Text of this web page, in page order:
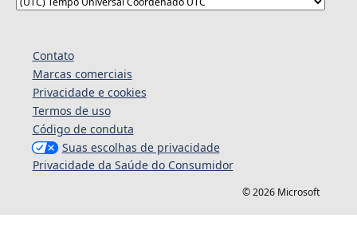
Contato
Marcas comerciais
Privacidade e cookies
Termos de uso
Código de conduta
Suas escolhas de privacidade
Privacidade da Saúde do Consumidor
© 2026 Microsoft